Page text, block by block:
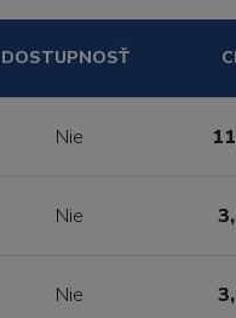
DOSTUPNOSŤ
Nie
Nie
Nie